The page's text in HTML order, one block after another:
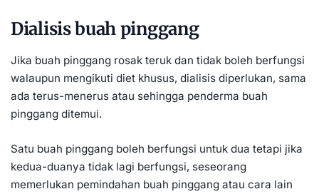
Dialisis buah pinggang
Jika buah pinggang rosak teruk dan tidak boleh berfungsi
walaupun mengikuti diet khusus, dialisis diperlukan, sama
ada terus-menerus atau sehingga penderma buah
pinggang ditemui.
Satu buah pinggang boleh berfungsi untuk dua tetapi jika
kedua-duanya tidak lagi berfungsi, seseorang
memerlukan pemindahan buah pinggang atau cara lain